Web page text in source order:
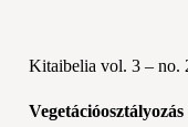
Kitaibelia vol. 3 – no.